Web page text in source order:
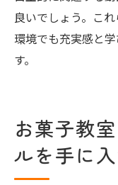
良いでしょう。こ
環境でも充実感と
す。
お菓子教
ルを手に